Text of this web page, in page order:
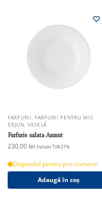
FARFURII, FARFURII PENTRU MIC
DEJUN, VESELĂ
Farfurie salata Anmut
230,00 lei Inclusiv TVA 21%
Disponibil pentru pre-comenzi
Adaugă în coș